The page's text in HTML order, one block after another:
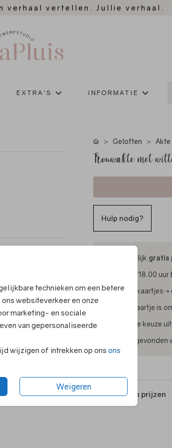
verhaal vertellen. Jullie verhaal.
EXTRA'S INFORMATIE
technieken om een betere
websiteverkeer en onze
marketing- en sociale
van gepersonaliseerde
wijzigen of intrekken op ons ons
Weigeren
Geloften Akte
Trouwakte met
Hulp nodig?
Tijdelijk gratis
Voor 18.00
Foliekaartjes➝
Elk kaartje is
Ruime keuze
Niet
Formaten en prijzen